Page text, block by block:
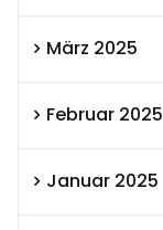
März 2025
Februar 2025
Januar 2025